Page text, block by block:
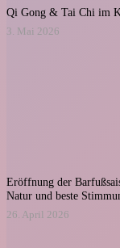
Qi Gong & Tai Chi im
3. Mai 2026
Eröffnung der
Natur und beste
26. April 2026